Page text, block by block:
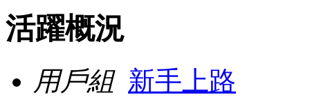
活躍概況
用戶組 新手上路